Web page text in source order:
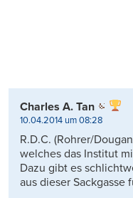
Charles A. Tan
10.04.2014 um 08:28
R.D.C. (Rohrer/
welches das Institut
Dazu gibt es
aus dieser Sackgasse